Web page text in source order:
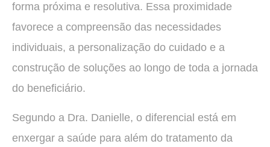
forma próxima e resolutiva. Essa proximidade
favorece a compreensão das necessidades
individuais, a personalização do cuidado e a
construção de soluções ao longo de toda a jornada
do beneficiário.
Segundo a Dra. Danielle, o diferencial está em
enxergar a saúde para além do tratamento da